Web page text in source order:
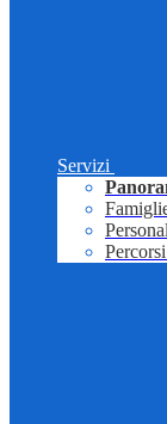
Servizi